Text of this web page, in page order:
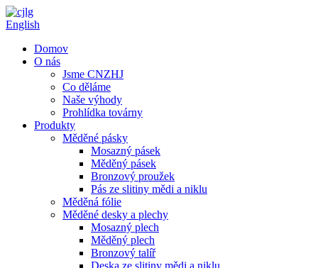
English
Domov
O nás
Jsme CNZHJ
Co děláme
Naše výhody
Prohlídka továrny
Produkty
Měděné pásky
Mosazný pásek
Měděný pásek
Bronzový proužek
Pás ze slitiny mědi a niklu
Měděná fólie
Měděné desky a plechy
Mosazný plech
Měděný plech
Bronzový talíř
Deska ze slitiny mědi a niklu